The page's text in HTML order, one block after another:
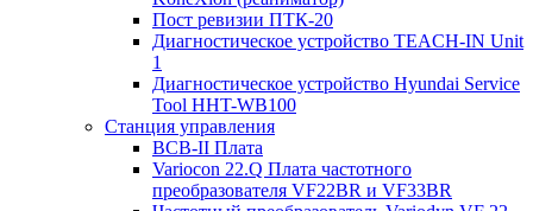
Пост ревизии ПТК-20
Диагностическое устройство TEACH-IN Unit
1
Диагностическое устройство Hyundai Service
Tool HHT-WB100
Станция управления
BCB-II Плата
Variocon 22.Q Плата частотного
преобразователя VF22BR и VF33BR